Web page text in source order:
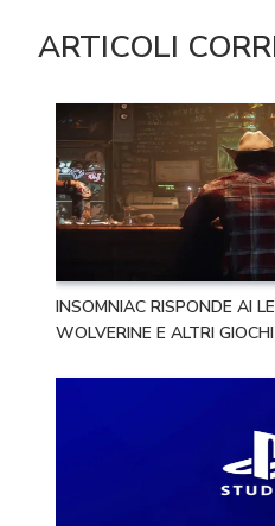
ARTICOLI
INSOMNIAC RISPONDE AI
WOLVERINE E ALTRI GIOCHI